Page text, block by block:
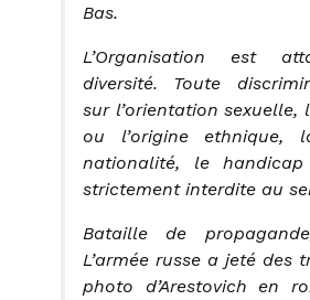
Bas.
L’Organisation est
diversité. Toute
sur l’orientation sexuelle,
ou l’origine ethnique,
nationalité, le
strictement interdite au
Bataille de
L’armée russe a jeté des
photo d’Arestovich en